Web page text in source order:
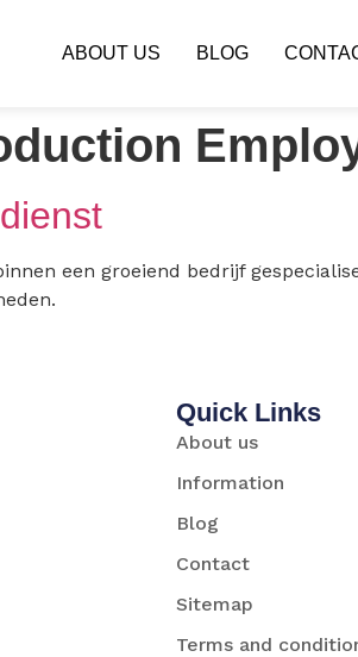
ABOUT US BLOG
een groeiend bedrijf
Quick Links
About us
Information
Blog
Contact
Sitemap
Terms and